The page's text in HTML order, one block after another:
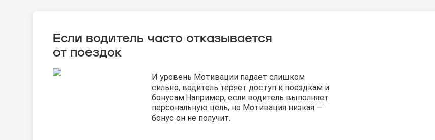
Если водитель часто отказывается
от поездок
И уровень Мотивации падает слишком
сильно, водитель теряет доступ к поездкам и
бонусам.Например, если водитель выполняет
персональную цель, но Мотивация низкая —
бонус он не получит.